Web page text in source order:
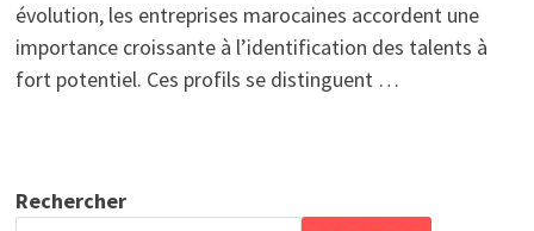
évolution, les entreprises marocaines accordent une
importance croissante à l’identification des talents à
fort potentiel. Ces profils se distinguent …
Rechercher